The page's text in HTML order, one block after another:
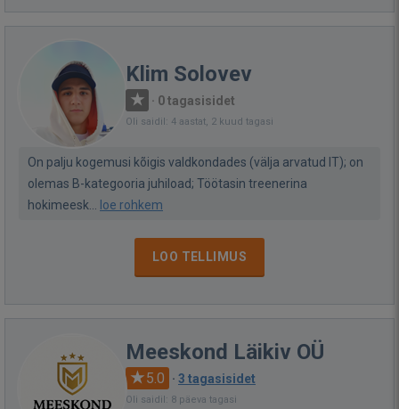
Klim Solovev
· 0 tagasisidet
Oli saidil: 4 aastat, 2 kuud tagasi
On palju kogemusi kõigis valdkondades (välja arvatud IT); on
olemas B-kategooria juhiload; Töötasin treenerina
hokimeesk...
loe rohkem
LOO TELLIMUS
Meeskond Läikiv OÜ
5.0 · 3 tagasisidet
Oli saidil: 8 päeva tagasi